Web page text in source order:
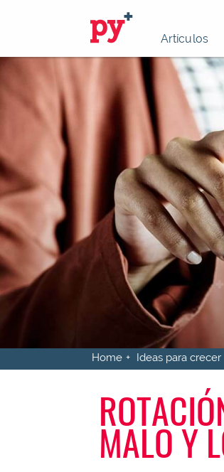
Artículos
Home Ideas para crecer
MALO Y